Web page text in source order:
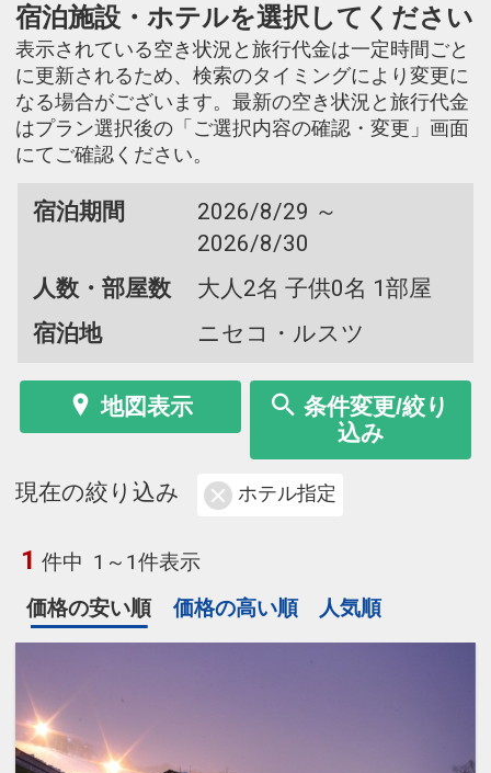
宿泊施設・ホテルを選択してください
表示されている空き状況と旅行代金は一定時間ごと
に更新されるため、検索のタイミングにより変更に
なる場合がございます。最新の空き状況と旅行代金
はプラン選択後の「ご選択内容の確認・変更」画面
にてご確認ください。
宿泊期間
2026/8/29 ～
2026/8/30
人数・部屋数
大人2名 子供0名 1部屋
宿泊地
ニセコ・ルスツ
地図表示
条件変更/絞り
込み
現在の絞り込み ホテル指定
1 件中 1～1件表示
価格の安い順
価格の高い順 人気順